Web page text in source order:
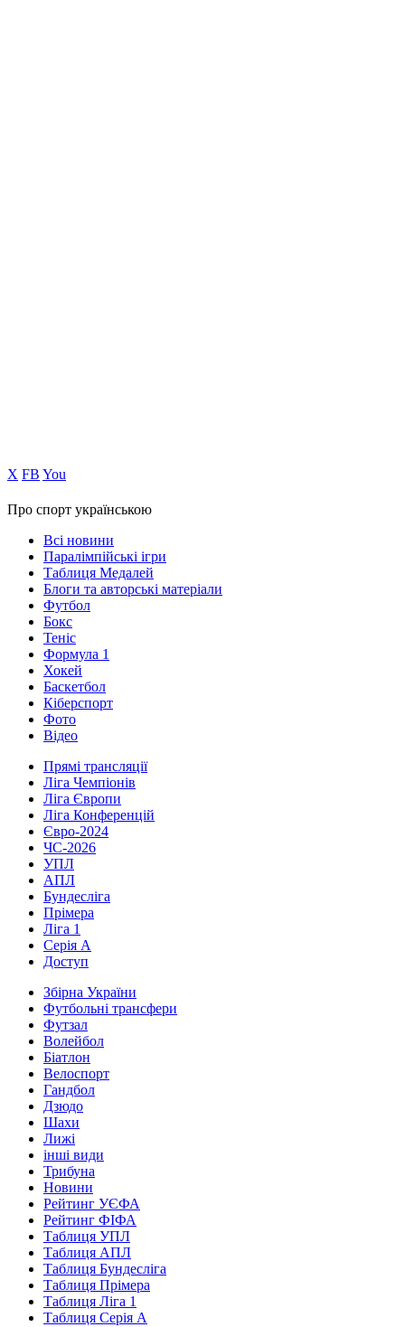
Х FB You
Про спорт українською
Всі новини
Паралімпійські ігри
Таблиця Медалей
Блоги та авторські матеріали
Футбол
Бокс
Теніс
Формула 1
Хокей
Баскетбол
Кіберспорт
Фото
Відео
Прямі трансляції
Ліга Чемпіонів
Ліга Європи
Ліга Конференцій
Євро-2024
ЧС-2026
УПЛ
АПЛ
Бундесліга
Прімера
Ліга 1
Серія А
Доступ
Збірна України
Футбольні трансфери
Футзал
Волейбол
Біатлон
Велоспорт
Гандбол
Дзюдо
Шахи
Лижі
інші види
Трибуна
Новини
Рейтинг УЄФА
Рейтинг ФІФА
Таблиця УПЛ
Таблиця АПЛ
Таблиця Бундесліга
Таблиця Прімера
Таблиця Ліга 1
Таблиця Серія А